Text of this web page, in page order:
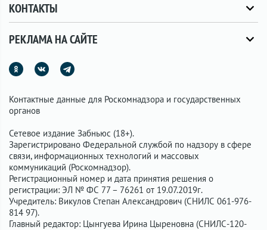
КОНТАКТЫ
РЕКЛАМА НА САЙТЕ
Контактные данные для Роскомнадзора и государственных
органов
Сетевое издание Забньюс (18+).
Зарегистрировано Федеральной службой по надзору в сфере
связи, информационных технологий и массовых
коммуникаций (Роскомнадзор).
Регистрационный номер и дата принятия решения о
регистрации: ЭЛ № ФС 77 – 76261 от 19.07.2019г.
Учредитель: Викулов Степан Александрович (СНИЛС 061-976-
814 97).
Главный редактор: Цынгуева Ирина Цыреновна (СНИЛС-120-